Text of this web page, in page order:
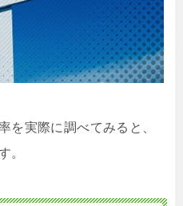
を実際に調べてみると、
。